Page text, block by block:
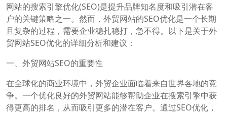
网站的搜索引擎优化(SEO)是提升品牌知名度和吸引潜在客
户的关键策略之一。然而，外贸网站的SEO优化是一个长期
且复杂的过程，需要企业稳扎稳打，急不得。以下是关于外
贸网站SEO优化的详细分析和建议：
一、外贸网站SEO的重要性
在全球化的商业环境中，外贸企业面临着来自世界各地的竞
争。一个优化良好的外贸网站能够帮助企业在搜索引擎中获
得更高的排名，从而吸引更多的潜在客户。通过SEO优化，